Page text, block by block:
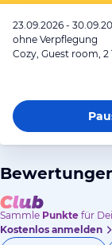
23.09.2026 -
ohne Verpflegung
Cozy, Guest room,
Sammle Punkte für
Kostenlos anmelden